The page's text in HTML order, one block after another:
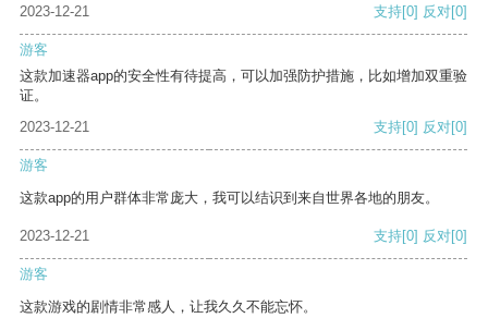
2023-12-21 支持[0] 反对[0]
游客
这款加速器app的安全性有待提高，可以加强防护措施，比如增加双重验
证。
2023-12-21
支持[0] 反对[0]
游客
这款app的用户群体非常庞大，我可以结识到来自世界各地的朋友。
2023-12-21 支持[0] 反对[0]
游客
这款游戏的剧情非常感人，让我久久不能忘怀。